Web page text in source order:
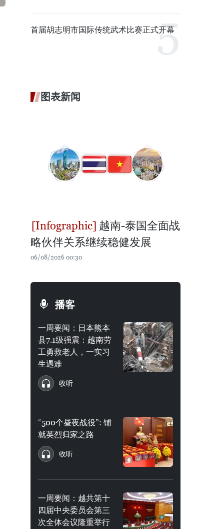
首届胡志明市国际传统武术比赛正式开幕
图表新闻
越南-泰国全面战
略伙伴关系继续稳健发展
06/08/2026 00:30
播客
一周要闻：日本熊本
县7.1级强震：越南劳
工勇救老人，一实习
生遇难
收听
“500个昼夜战役”: 铺
就英烈归家之路
收听
一周要闻：越共第十
四届中央委员会第三
次全体会议隆重举行